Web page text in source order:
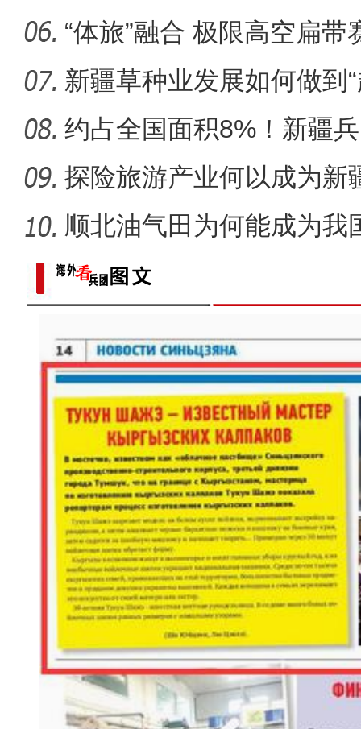
“体旅”融合 极限高空扁
区？
新疆草种业发展如何做到
约占全国面积8%！新疆
市为何能
探险旅游产业何以成为新
顺北油气田为何能成为我
名的项